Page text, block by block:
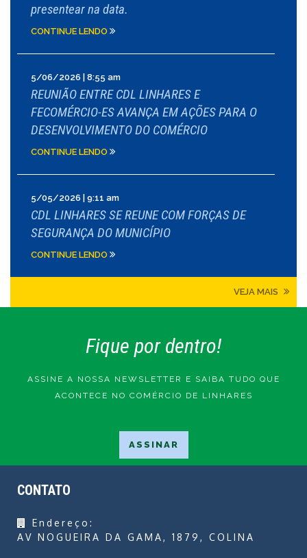
presentear na data.
CONTINUE LENDO
5/06/2026 | 8:55 am
REUNIÃO ENTRE CDL LINHARES E
FECOMÉRCIO-ES AVANÇA EM AÇÕES PARA O
DESENVOLVIMENTO DO COMÉRCIO
CONTINUE LENDO
5/05/2026 | 9:11 am
CDL LINHARES SE REUNE COM FORÇAS DE
SEGURANÇA DO MUNICÍPIO
CONTINUE LENDO
VEJA MAIS
Fique por dentro!
ASSINE A NOSSA NEWSLETTER E SAIBA TUDO QUE
ACONTECE NO COMÉRCIO DE LINHARES
CONTATO
Endereço:
AV NOGUEIRA DA GAMA, 1879, COLINA